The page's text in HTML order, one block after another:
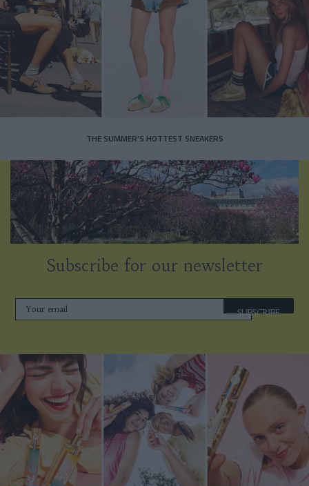
THE SUMMER’S HOTTEST SNEAKERS
Subscribe for our newsletter
SUBSCRIBE